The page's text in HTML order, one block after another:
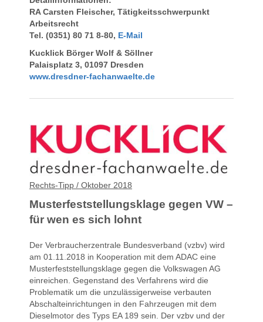
RA Carsten Fleischer, Tätigkeitsschwerpunkt
Arbeitsrecht
Tel. (0351) 80 71 8-80, E-Mail
Kucklick Börger Wolf & Söllner
Palaisplatz 3, 01097 Dresden
www.dresdner-fachanwaelte.de
Rechts-Tipp / Oktober 2018
Musterfeststellungsklage gegen VW –
für wen es sich lohnt
Der Verbraucherzentrale Bundesverband (vzbv) wird
am 01.11.2018 in Kooperation mit dem ADAC eine
Musterfeststellungsklage gegen die Volkswagen AG
einreichen. Gegenstand des Verfahrens wird die
Problematik um die unzulässigerweise verbauten
Abschalteinrichtungen in den Fahrzeugen mit dem
Dieselmotor des Typs EA 189 sein. Der vzbv und der